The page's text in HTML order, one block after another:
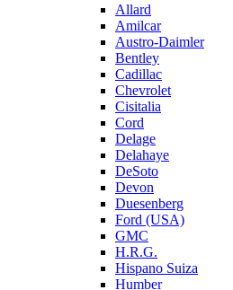
Allard
Amilcar
Austro-Daimler
Bentley
Cadillac
Chevrolet
Cisitalia
Cord
Delage
Delahaye
DeSoto
Devon
Duesenberg
Ford (USA)
GMC
H.R.G.
Hispano Suiza
Humber